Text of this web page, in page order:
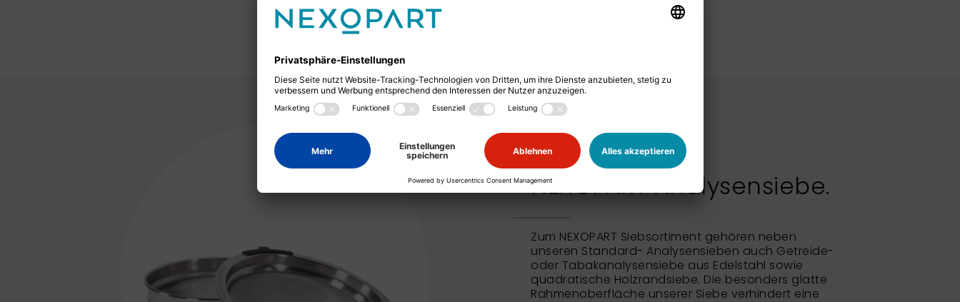
NEXOPART Analysensiebe.
Zum NEXOPART Siebsortiment gehören neben
unseren Standard- Analysensieben auch Getreide-
oder Tabakanalysensiebe aus Edelstahl sowie
quadratische Holzrandsiebe. Die besonders glatte
Rahmenoberfläche unserer Siebe verhindert eine